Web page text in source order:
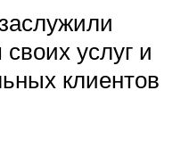
услуг и
клиентов